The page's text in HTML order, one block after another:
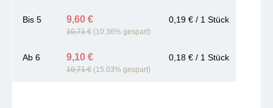
Bis 5 9,60 €
10,71 € (10.36% gespart)
0,19 € / 1 Stück
Ab 6 9,10 €
10,71 € (15.03% gespart)
0,18 € / 1 Stück